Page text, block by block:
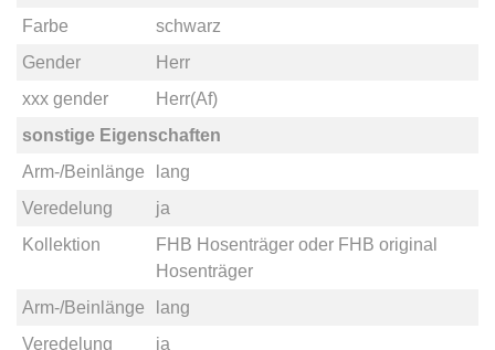
Farbe
schwarz
Gender
Herr
xxx gender
Herr(Af)
sonstige Eigenschaften
Arm-/Beinlänge
lang
Veredelung
ja
Kollektion
FHB Hosenträgeroder FHB original
Hosenträger
Arm-/Beinlänge
lang
Veredelung
ja